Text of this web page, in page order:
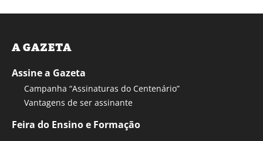
A GAZETA
Assine a Gazeta
Campanha “Assinaturas do Centenário”
Vantagens de ser assinante
Feira do Ensino e Formação